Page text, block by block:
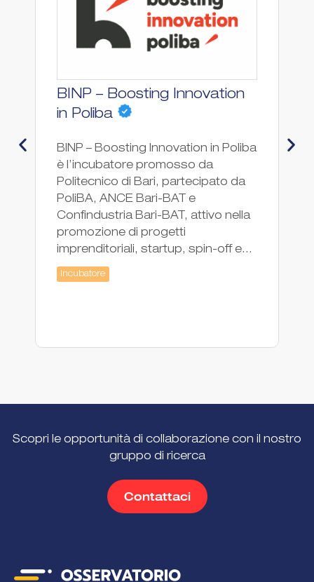
BINP – Boosting Innovation
in Poliba
BINP – Boosting Innovation in Poliba
è l’incubatore promosso da
Politecnico di Bari, partecipato da
PoliBA, ANCE Bari-BAT e
Confindustria Bari-BAT, attivo nella
promozione di progetti
imprenditoriali, startup, spin-off e...
Incubatore
Scopri le opportunità di collaborazione con il nostro
gruppo di ricerca
Contattaci